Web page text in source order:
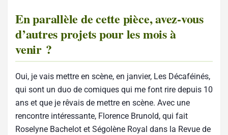
En parallèle de cette pièce, avez-vous
d’autres projets pour les mois à
venir ?
Oui, je vais mettre en scène, en janvier, Les Décaféinés,
qui sont un duo de comiques qui me font rire depuis 10
ans et que je rêvais de mettre en scène. Avec une
rencontre intéressante, Florence Brunold, qui fait
Roselyne Bachelot et Ségolène Royal dans la Revue de